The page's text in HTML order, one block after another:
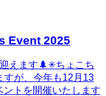
Event 2025
えます🌲✳︎ちょこち
すが、今年も12月13
ントを開催いたします